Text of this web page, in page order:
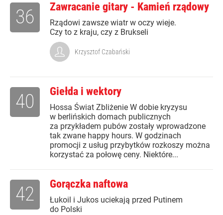
Zawracanie gitary - Kamień rządowy
Rządowi zawsze wiatr w oczy wieje.
Czy to z kraju, czy z Brukseli
36
Krzysztof Czabański
Giełda i wektory
Hossa Świat Zbliżenie W dobie kryzysu
w berlińskich domach publicznych
za przykładem pubów zostały wprowadzone
tak zwane happy hours. W godzinach
promocji z usług przybytków rozkoszy można
korzystać za połowę ceny. Niektóre...
40
Gorączka naftowa
Łukoil i Jukos uciekają przed Putinem
do Polski
42